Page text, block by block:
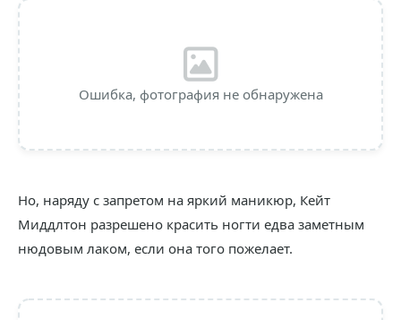
Ошибка, фотография не обнаружена
Но, наряду с запретом на яркий маникюр, Кейт
Миддлтон разрешено красить ногти едва заметным
нюдовым лаком, если она того пожелает.